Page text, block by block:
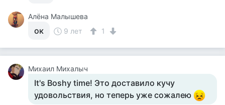
Алёна Малышева
ок 9 лет 1
Михаил Михалыч
It's Boshy time! Это доставило кучу
удовольствия, но теперь уже сожалею